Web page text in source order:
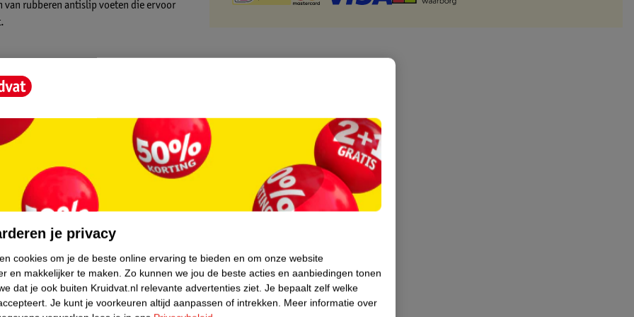
van rubberen antislip voeten die ervoor
De fitnessapparaten en
er veel aandacht besteed aan
je privacy
cookies om je de beste online ervaring te bieden en om onze website
en makkelijker te maken. Zo kunnen we jou de beste acties en aanbiedingen tonen
dat je ook buiten Kruidvat.nl relevante advertenties ziet. Je bepaalt zelf welke
Je kunt je voorkeuren altijd aanpassen of intrekken. Meer informatie over